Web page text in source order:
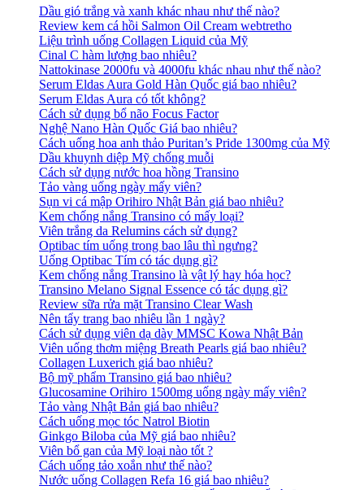
Dầu gió trắng và xanh khác nhau như thế nào?
Review kem cá hồi Salmon Oil Cream webtretho
Liệu trình uống Collagen Liquid của Mỹ
Cinal C hàm lượng bao nhiêu?
Nattokinase 2000fu và 4000fu khác nhau như thế nào?
Serum Eldas Aura Gold Hàn Quốc giá bao nhiêu?
Serum Eldas Aura có tốt không?
Cách sử dụng bổ não Focus Factor
Nghệ Nano Hàn Quốc Giá bao nhiêu?
Cách uống hoa anh thảo Puritan’s Pride 1300mg của Mỹ
Dầu khuynh diệp Mỹ chống muỗi
Cách sử dụng nước hoa hồng Transino
Tảo vàng uống ngày mấy viên?
Sụn vi cá mập Orihiro Nhật Bản giá bao nhiêu?
Kem chống nắng Transino có mấy loại?
Viên trắng da Relumins cách sử dụng?
Optibac tím uống trong bao lâu thì ngưng?
Uống Optibac Tím có tác dụng gì?
Kem chống nắng Transino là vật lý hay hóa học?
Transino Melano Signal Essence có tác dụng gì?
Review sữa rửa mặt Transino Clear Wash
Nên tẩy trang bao nhiêu lần 1 ngày?
Cách sử dụng viên dạ dày MMSC Kowa Nhật Bản
Viên uống thơm miệng Breath Pearls giá bao nhiêu?
Collagen Luxerich giá bao nhiêu?
Bộ mỹ phẩm Transino giá bao nhiêu?
Glucosamine Orihiro 1500mg uống ngày mấy viên?
Tảo vàng Nhật Bản giá bao nhiêu?
Cách uống mọc tóc Natrol Biotin
Ginkgo Biloba của Mỹ giá bao nhiêu?
Viên bổ gan của Mỹ loại nào tốt ?
Cách uống tảo xoắn như thế nào?
Nước uống Collagen Refa 16 giá bao nhiêu?